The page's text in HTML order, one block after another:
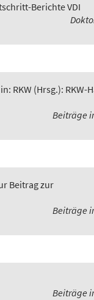
Berichte VDI
in: RKW (Hrsg.): RKW-
Beiträge
Beitrag zur
Beiträge
Beiträge